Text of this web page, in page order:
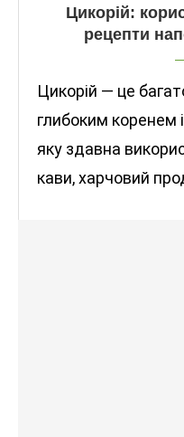
Цикорій:
рецепти
Цикорій — це
глибоким коренем
яку здавна
кави, харчовий